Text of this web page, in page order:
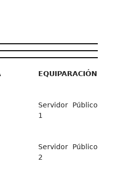
EQUIPARACIÓN
Servidor Público
1
Servidor Público
2